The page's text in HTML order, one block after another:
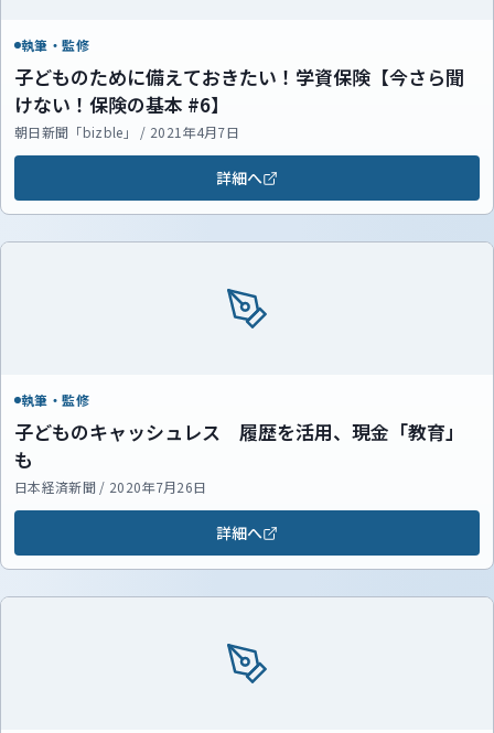
執筆・監修
子どものために備えておきたい！学資保険【今さら聞
けない！保険の基本 #6】
朝日新聞「bizble」 / 2021年4月7日
詳細へ
執筆・監修
子どものキャッシュレス 履歴を活用、現金「教育」
も
日本経済新聞 / 2020年7月26日
詳細へ